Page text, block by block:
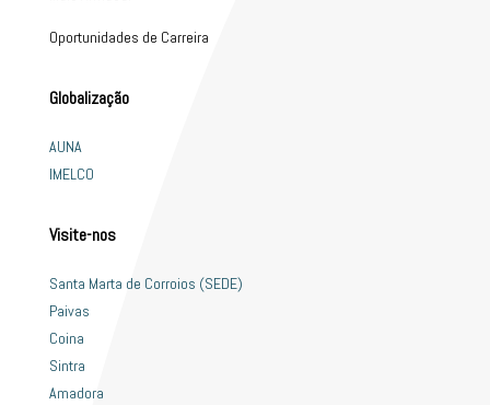
Oportunidades de Carreira
Globalização
AUNA
IMELCO
Visite-nos
Santa Marta de Corroios (SEDE)
Paivas
Coina
Sintra
Amadora